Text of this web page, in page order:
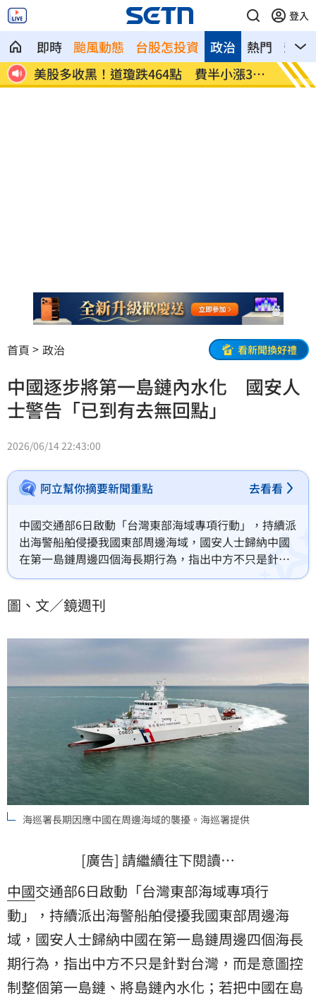
登入
即時 颱風動態 台股怎投資 熱門 影音
政治
美股多收黑！道瓊跌464點 費半小漲39
點
今迎
首頁 政治 看新聞換好禮
中國逐步將第一島鏈內水化 國安人
士警告「已到有去無回點」
2026/06/14 22:43:00
阿立幫你摘要新聞重點 去看看
中國交通部6日啟動「台灣東部海域專項行動」，持續派
出海警船舶侵擾我國東部周邊海域，國安人士歸納中國
在第一島鏈周邊四個海長期行為，指出中方不只是針對
台灣，而是意圖控制整個第一島鏈、將島鏈內水化；若
題，恐會造成嚴重誤判，忽略中方行為正在侵蝕印太地
際社會關注並採取行動。
圖、文／鏡週刊
海巡署長期因應中國在周邊海域的襲擾。海巡署提供
[廣告] 請繼續往下閱讀…
中國交通部6日啟動「台灣東部海域專項行
動」，持續派出海警船舶侵擾我國東部周邊海
域，國安人士歸納中國在第一島鏈周邊四個海長
期行為，指出中方不只是針對台灣，而是意圖控
制整個第一島鏈、將島鏈內水化；若把中國在島